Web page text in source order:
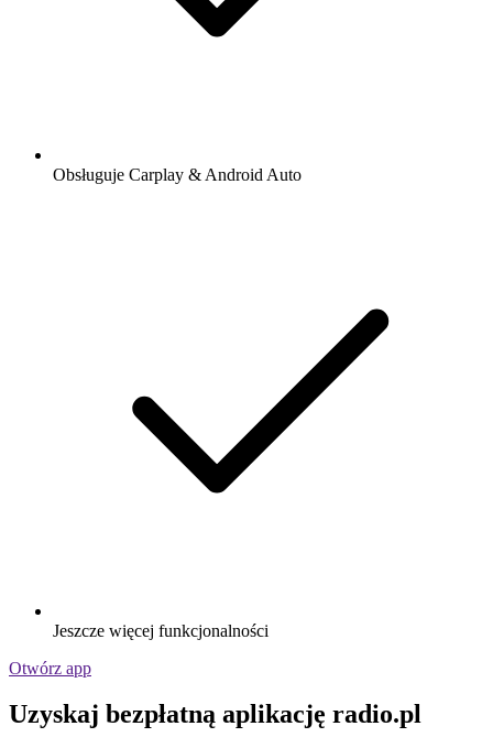
Obsługuje Carplay & Android Auto
Jeszcze więcej funkcjonalności
Otwórz app
Uzyskaj bezpłatną aplikację radio.pl